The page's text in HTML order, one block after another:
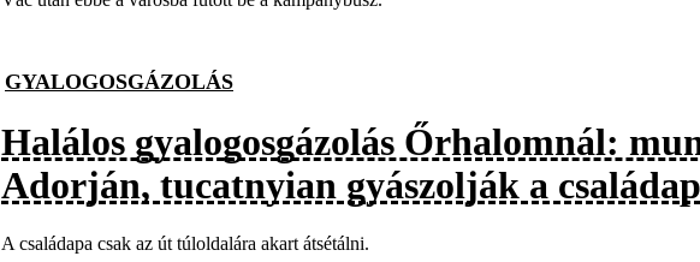
GYALOGOSGÁZOLÁS
Halálos gyalogosgázolás Őrhalomnál:
Adorján, tucatnyian gyászolják a
A családapa csak az út túloldalára akart átsétálni.